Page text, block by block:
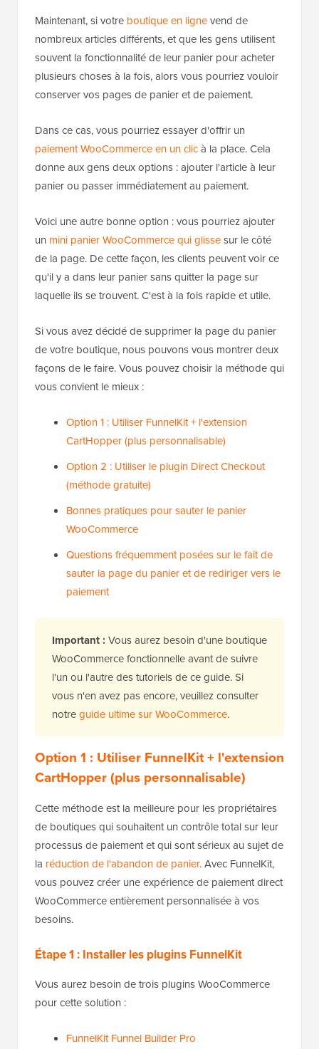
Maintenant, si votre boutique en lignevend de
nombreux articles différents, et que les gens utilisent
souvent la fonctionnalité de leur panier pour acheter
plusieurs choses à la fois, alors vous pourriez vouloir
conserver vos pages de panier et de paiement.
Dans ce cas, vous pourriez essayer d'offrir un
paiement WooCommerce en un clicà la place. Cela
donne aux gens deux options : ajouter l'article à leur
panier ou passer immédiatement au paiement.
Voici une autre bonne option : vous pourriez ajouter
un mini panier WooCommerce qui glissesur le côté
de la page. De cette façon, les clients peuvent voir ce
qu'il y a dans leur panier sans quitter la page sur
laquelle ils se trouvent. C'est à la fois rapide et utile.
Si vous avez décidé de supprimer la page du panier
de votre boutique, nous pouvons vous montrer deux
façons de le faire. Vous pouvez choisir la méthode qui
vous convient le mieux :
Option 1 : Utiliser FunnelKit + l'extension
CartHopper (plus personnalisable)
Option 2 : Utiliser le plugin Direct Checkout
(méthode gratuite)
Bonnes pratiques pour sauter le panier
WooCommerce
Questions fréquemment posées sur le fait de
sauter la page du panier et de rediriger vers le
paiement
Important : Vous aurez besoin d'une boutique
WooCommerce fonctionnelle avant de suivre
l'un ou l'autre des tutoriels de ce guide. Si
vous n'en avez pas encore, veuillez consulter
notreguide ultime sur WooCommerce.
Option 1 : Utiliser FunnelKit + l'extension
CartHopper (plus personnalisable)
Cette méthode est la meilleure pour les propriétaires
de boutiques qui souhaitent un contrôle total sur leur
processus de paiement et qui sont sérieux au sujet de
la réduction de l'abandon de panier. Avec FunnelKit,
vous pouvez créer une expérience de paiement direct
WooCommerce entièrement personnalisée à vos
besoins.
Étape 1 : Installer les plugins FunnelKit
Vous aurez besoin de trois plugins WooCommerce
pour cette solution :
FunnelKit Funnel Builder Pro